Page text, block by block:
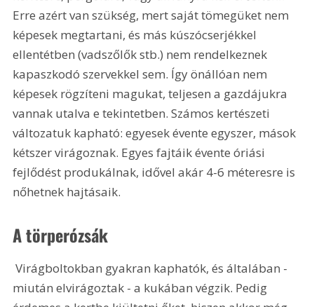
Erre azért van szükség, mert saját tömegüket nem
képesek megtartani, és más kúszócserjékkel
ellentétben (vadszőlők stb.) nem rendelkeznek
kapaszkodó szervekkel sem. Így önállóan nem
képesek rögzíteni magukat, teljesen a gazdájukra
vannak utalva e tekintetben. Számos kertészeti
változatuk kapható: egyesek évente egyszer, mások
kétszer virágoznak. Egyes fajtáik évente óriási
fejlődést produkálnak, idővel akár 4-6 méteresre is
nőhetnek hajtásaik.
A törperózsák
Virágboltokban gyakran kaphatók, és általában -
miután elvirágoztak - a kukában végzik. Pedig